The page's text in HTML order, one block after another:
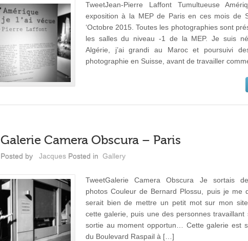
TweetJean-Pierre Laffont Tumultueuse
exposition à la MEP de Paris en ces mois de
‘Octobre 2015. Toutes les photographies sont
les salles du niveau -1 de la MEP. Je suis
Algérie, j’ai grandi au Maroc et poursuivi
photographie en Suisse, avant de travailler
Galerie Camera Obscura – Paris
Posted by Jacques Posted in Gallery
TweetGalerie Camera Obscura Je sortais de
photos Couleur de Bernard Plossu, puis je me
serait bien de mettre un petit mot sur mon
cette galerie, puis une des personnes travaillant
sortie au moment opportun… Cette galerie est
du Boulevard Raspail à […]